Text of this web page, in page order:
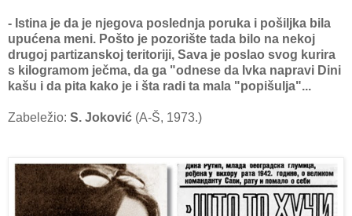
- Istina je da je njegova poslednja poruka i pošiljka bila
upućena meni. Pošto je pozorište tada bilo na nekoj
drugoj partizanskoj teritoriji, Sava je poslao svog kurira
s kilogramom ječma, da ga "odnese da Ivka napravi Dini
kašu i da pita kako je i šta radi ta mala "popišulja"...
Zabeležio: S. Joković (A-Š, 1973.)